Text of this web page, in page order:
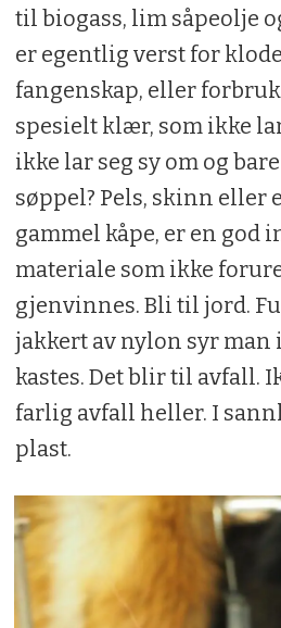
til biogass, lim såpeolje
er egentlig verst for
fangenskap, eller forbruk
spesielt klær, som ikke
ikke lar seg sy om og
søppel? Pels, skinn eller
gammel kåpe, er en god
materiale som ikke
gjenvinnes. Bli til jord.
jakkert av nylon syr man
kastes. Det blir til avfall.
farlig avfall heller. I
plast.